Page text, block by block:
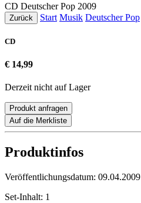
CD Deutscher Pop 2009
Zurück Start Musik Deutscher Pop
CD
€ 14,99
Derzeit nicht auf Lager
Produkt anfragen
Auf die Merkliste
Produktinfos
Veröffentlichungsdatum: 09.04.2009
Set-Inhalt: 1